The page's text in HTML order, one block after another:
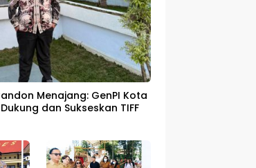
Menajang: ​GenPI Kota
dan Sukseskan TIFF